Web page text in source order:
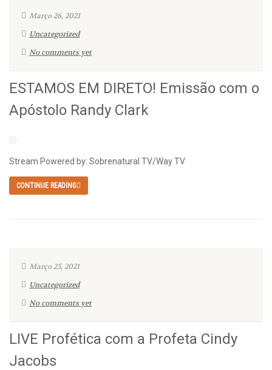
Março 26, 2021
Uncategorized
No comments yet
ESTAMOS EM DIRETO! Emissão com o
Apóstolo Randy Clark
Stream Powered by: Sobrenatural TV/Way TV
CONTINUE READING
Março 25, 2021
Uncategorized
No comments yet
LIVE Profética com a Profeta Cindy
Jacobs